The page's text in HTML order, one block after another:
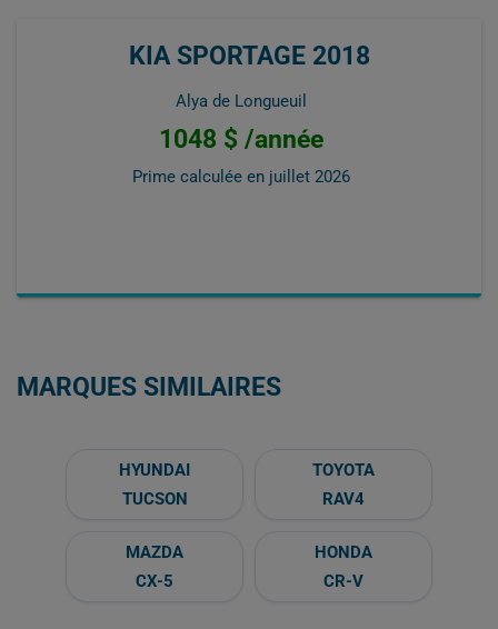
KIA SPORTAGE 2018
Alya de Longueuil
1048 $ /année
Prime calculée en juillet 2026
MARQUES SIMILAIRES
HYUNDAI
TUCSON
TOYOTA
RAV4
MAZDA
CX-5
HONDA
CR-V